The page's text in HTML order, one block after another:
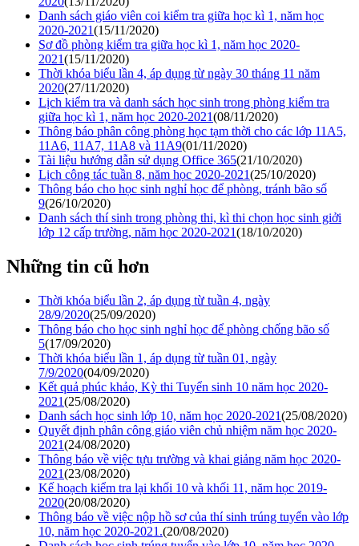
Danh sách giáo viên coi kiểm tra giữa học kì 1, năm học
2020-2021(15/11/2020)
Sơ đồ phòng kiểm tra giữa học kì 1, năm học 2020-
2021(15/11/2020)
Thời khóa biểu lần 4, áp dụng từ ngày 30 tháng 11 năm
2020(27/11/2020)
Lịch kiểm tra và danh sách học sinh trong phòng kiểm tra
giữa học kì 1, năm học 2020-2021(08/11/2020)
Thông báo phân công phòng học tạm thời cho các lớp 11A5,
11A6, 11A7, 11A8 và 11A9(01/11/2020)
Tài liệu hướng dẫn sử dụng Office 365(21/10/2020)
Lịch công tác tuần 8, năm học 2020-2021(25/10/2020)
Thông báo cho học sinh nghỉ học để phòng, tránh bão số
9(26/10/2020)
Danh sách thí sinh trong phòng thi, kì thi chọn học sinh giởi
lớp 12 cấp trường, năm học 2020-2021(18/10/2020)
Những tin cũ hơn
Thời khóa biểu lần 2, áp dụng từ tuần 4, ngày
28/9/2020(25/09/2020)
Thông báo cho học sinh nghỉ học để phòng chống bão số
5(17/09/2020)
Thời khóa biểu lần 1, áp dụng từ tuần 01, ngày
7/9/2020(04/09/2020)
Kết quả phúc khảo, Kỳ thi Tuyển sinh 10 năm học 2020-
2021(25/08/2020)
Danh sách học sinh lớp 10, năm học 2020-2021(25/08/2020)
Quyết định phân công giáo viên chủ nhiệm năm học 2020-
2021(24/08/2020)
Thông báo về việc tựu trường và khai giảng năm học 2020-
2021(23/08/2020)
Kế hoạch kiểm tra lại khối 10 và khối 11, năm học 2019-
2020(20/08/2020)
Thông báo về việc nộp hồ sơ của thí sinh trúng tuyển vào lớp
10, năm học 2020-2021.(20/08/2020)